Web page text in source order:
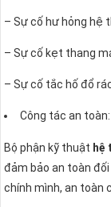
– Sự cố hư hỏng hệ
– Sự cố kẹt thang
– Sự cố tắc hố đổ
Công tác an toàn:
Bộ phận kỹ thuật hệ
đảm bảo an toàn
chính mình, an toàn